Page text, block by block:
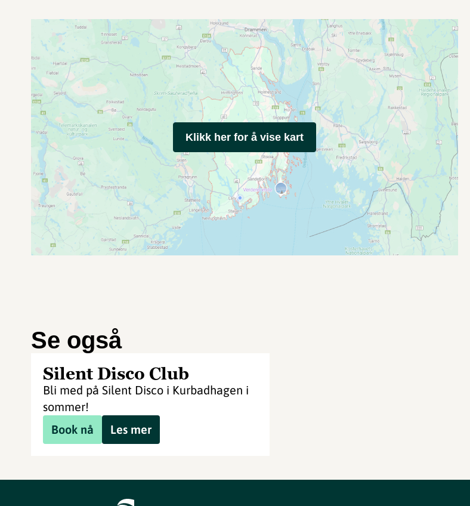
Klikk her for å vise kart
Se også
Silent Disco Club
Bli med på Silent Disco i Kurbadhagen i
sommer!
Book nå
Les mer